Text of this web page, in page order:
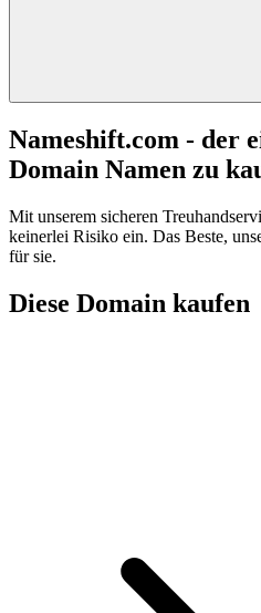
Nameshift.com - der
Domain Namen zu
Mit unserem sicheren
keinerlei Risiko ein. Das Beste,
für sie.
Diese Domain kaufen